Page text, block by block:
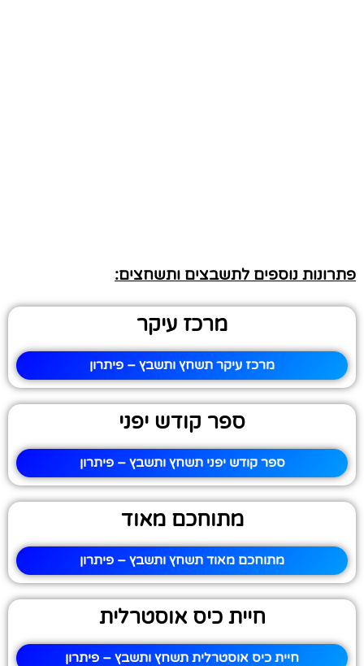
פתרונות נוספים לתשבצים ותשחצים:
מרכז עיקר
מרכז עיקר תשחץ ותשבץ – פיתרון
ספר קודש יפני
ספר קודש יפני תשחץ ותשבץ – פיתרון
מתוחכם מאוד
מתוחכם מאוד תשחץ ותשבץ – פיתרון
חיית כיס אוסטרלית
חיית כיס אוסטרלית תשחץ ותשבץ – פיתרון